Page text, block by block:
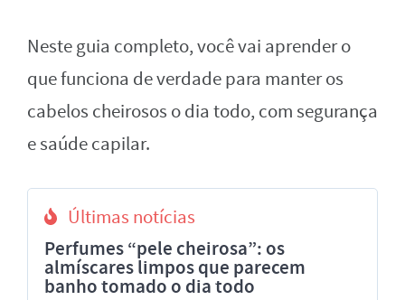
Neste guia completo, você vai aprender o
que funciona de verdade para manter os
cabelos cheirosos o dia todo, com segurança
e saúde capilar.
Últimas notícias
Perfumes “pele cheirosa”: os
almíscares limpos que parecem
banho tomado o dia todo